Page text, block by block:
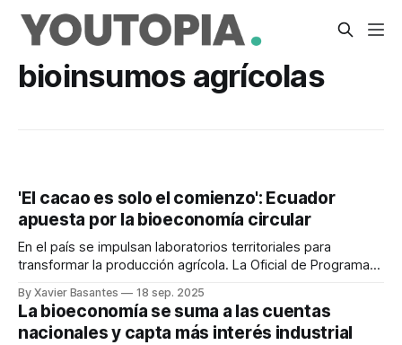
bioinsumos agrícolas
'El cacao es solo el comienzo': Ecuador
apuesta por la bioeconomía circular
En el país se impulsan laboratorios territoriales para
transformar la producción agrícola. La Oficial de Programas
By Xavier Basantes 18 sep. 2025
La bioeconomía se suma a las cuentas
nacionales y capta más interés industrial